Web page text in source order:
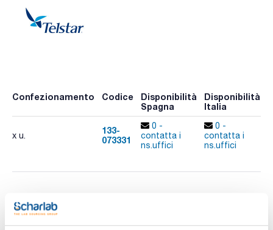
Confezionamento Codice
Disponibilità
Spagna
Disponibilità
Italia
x u.
133-
073331
0 -
contatta i
ns.uffici
0 -
contatta i
ns.uffici
Stampa pagina prodotto
Caratteristiche